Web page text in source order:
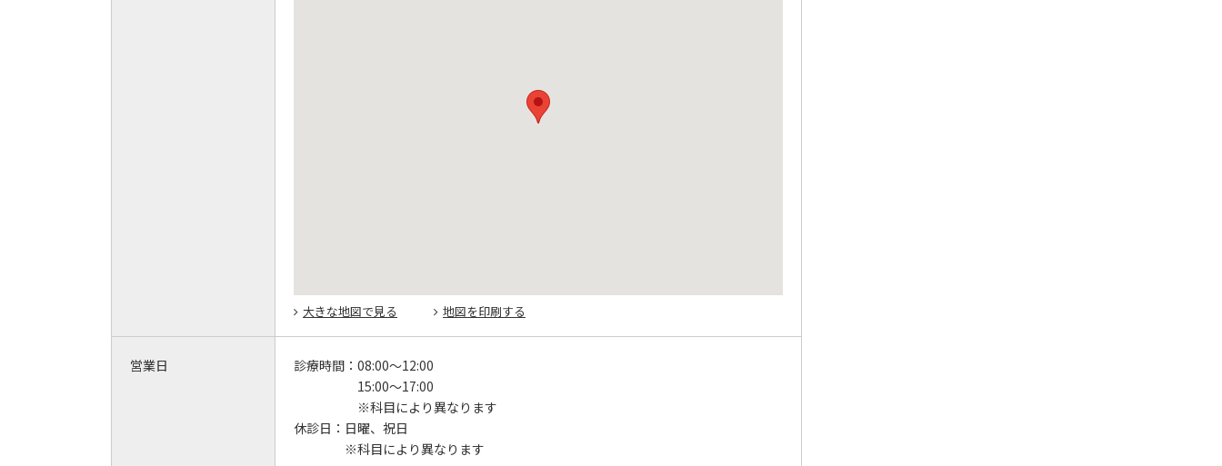
大きな地図で見る 地図を印刷する
営業日 診療時間： 08:00～12:00
15:00～17:00
※科目により異なります
休診日： 日曜、祝日
※科目により異なります